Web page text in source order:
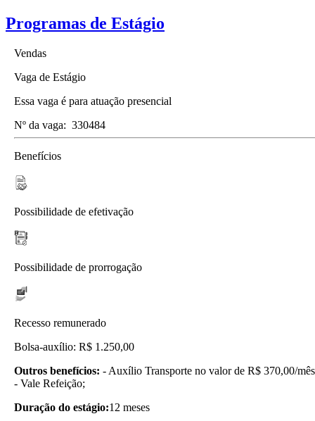
Programas de Estágio
Vendas
Vaga de Estágio
Essa vaga é para atuação presencial
Nº da vaga: 330484
Benefícios
Possibilidade de efetivação
Possibilidade de prorrogação
Recesso remunerado
Bolsa-auxílio: R$ 1.250,00
Outros benefícios: - Auxílio Transporte no valor de R$ 370,00/
- Vale Refeição;
Duração do estágio:12 meses